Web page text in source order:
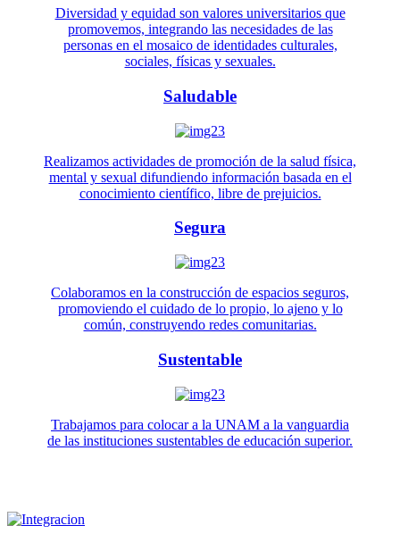
Diversidad y equidad son valores universitarios que
promovemos, integrando las necesidades de las
personas en el mosaico de identidades culturales,
sociales, físicas y sexuales.
Saludable
Realizamos actividades de promoción de la salud física,
mental y sexual difundiendo información basada en el
conocimiento científico, libre de prejuicios.
Segura
Colaboramos en la construcción de espacios seguros,
promoviendo el cuidado de lo propio, lo ajeno y lo
común, construyendo redes comunitarias.
Sustentable
Trabajamos para colocar a la UNAM a la vanguardia
de las instituciones sustentables de educación superior.